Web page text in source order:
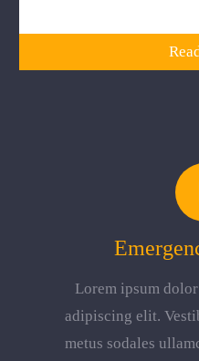
Lorem ipsum
adipiscing elit.
metus sodales